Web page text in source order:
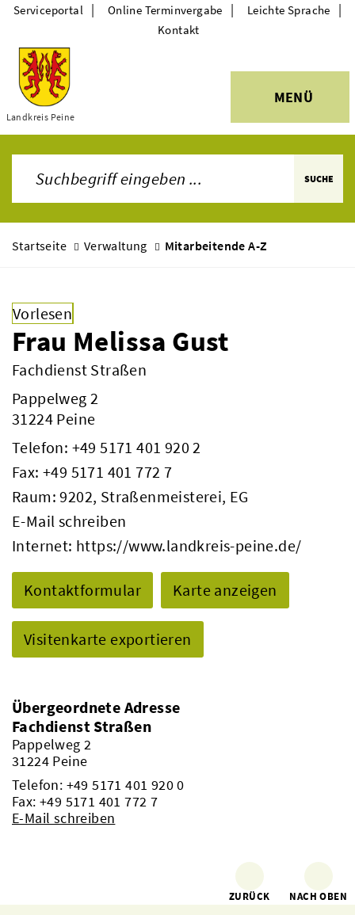
Themen
Landkreis Peine
MENÜ
Serviceportal | Online Terminvergabe | Leichte Sprache |
Kontakt
SUCHE
Startseite Verwaltung Mitarbeitende A-Z
Vorlesen
Frau Melissa Gust
Fachdienst Straßen
Pappelweg 2
31224 Peine
Telefon: +49 5171 401 920 2
Fax: +49 5171 401 772 7
Raum: 9202, Straßenmeisterei, EG
E-Mail schreiben
Internet: https://www.landkreis-peine.de/
Kontaktformular Karte anzeigen
Visitenkarte exportieren
Übergeordnete Adresse
Fachdienst Straßen
Pappelweg 2
31224 Peine
Telefon: +49 5171 401 920 0
Fax: +49 5171 401 772 7
E-Mail schreiben
ZURÜCK NACH OBEN